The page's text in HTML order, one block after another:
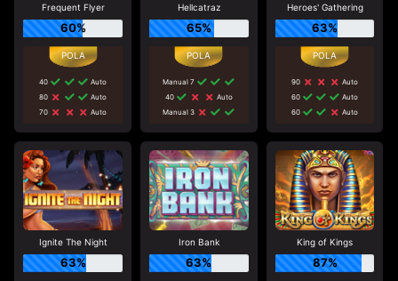
Frequent Flyer
60%
40
Auto
80
Auto
70
Auto
Hellcatraz
65%
Manual 7
40
Auto
Manual 3
Heroes' Gathering
63%
90
Auto
60
Auto
60
Auto
Ignite The Night
63%
Iron Bank
63%
King of Kings
87%